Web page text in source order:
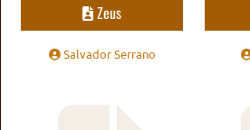
Zeus
Salvador Serrano